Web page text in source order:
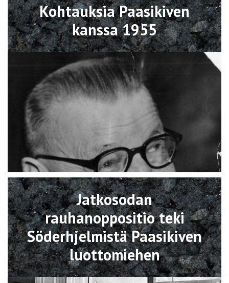
Kohtauksia Paasikiven
kanssa 1955
Jatkosodan
rauhanoppositio teki
Söderhjelmistä Paasikiven
luottomiehen
Avaa